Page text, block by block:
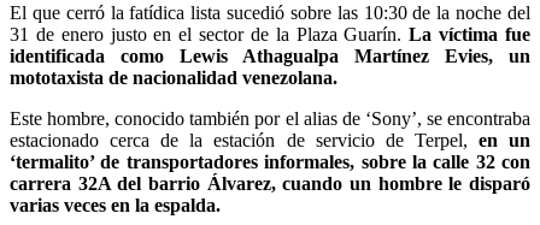
El que cerró la fatídica lista sucedió sobre las 10:30 de la noche del
31 de enero justo en el sector de la Plaza Guarín. La víctima fue
identificada como Lewis Athagualpa Martínez Evies, un
mototaxista de nacionalidad venezolana.
Este hombre, conocido también por el alias de ‘Sony’, se encontraba
estacionado cerca de la estación de servicio de Terpel, en un
‘termalito’ de transportadores informales, sobre la calle 32 con
carrera 32A del barrio Álvarez, cuando un hombre le disparó
varias veces en la espalda.